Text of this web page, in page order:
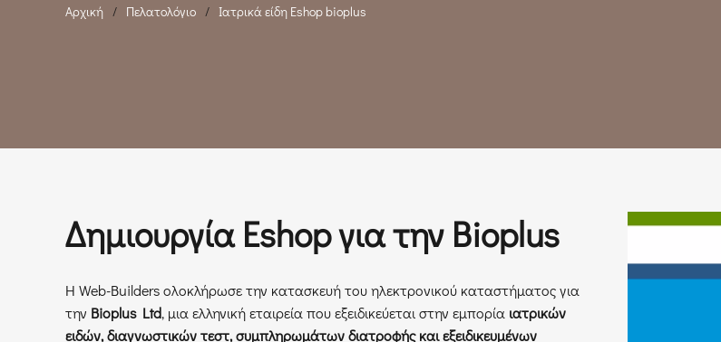
Αρχική Πελατολόγιο Ιατρικά είδη Eshop bioplus
Δημιουργία Eshop για την Bioplus
Η Web-Builders ολοκλήρωσε την κατασκευή του ηλεκτρονικού καταστήματος για
την Bioplus Ltd, μια ελληνική εταιρεία που εξειδικεύεται στην εμπορία ιατρικών
ειδών, διαγνωστικών τεστ, συμπληρωμάτων διατροφής και εξειδικευμένων